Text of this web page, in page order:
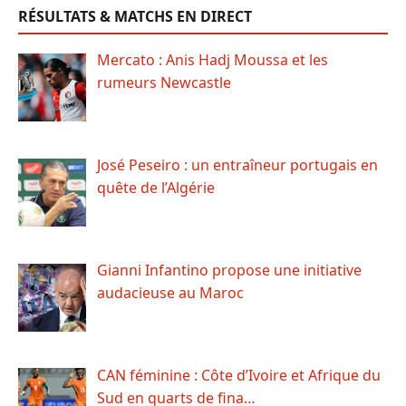
RÉSULTATS & MATCHS EN DIRECT
Mercato : Anis Hadj Moussa et les
rumeurs Newcastle
José Peseiro : un entraîneur portugais en
quête de l’Algérie
Gianni Infantino propose une initiative
audacieuse au Maroc
CAN féminine : Côte d’Ivoire et Afrique du
Sud en quarts de fina…